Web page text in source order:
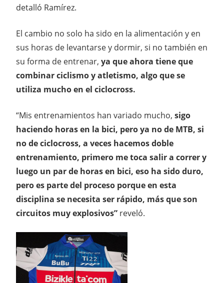
detalló Ramírez.
El cambio no solo ha sido en la alimentación y en
sus horas de levantarse y dormir, si no también en
su forma de entrenar, ya que ahora tiene que
combinar ciclismo y atletismo, algo que se
utiliza mucho en el ciclocross.
“Mis entrenamientos han variado mucho, sigo
haciendo horas en la bici, pero ya no de MTB, si
no de ciclocross, a veces hacemos doble
entrenamiento, primero me toca salir a correr y
luego un par de horas en bici, eso ha sido duro,
pero es parte del proceso porque en esta
disciplina se necesita ser rápido, más que son
circuitos muy explosivos” reveló.